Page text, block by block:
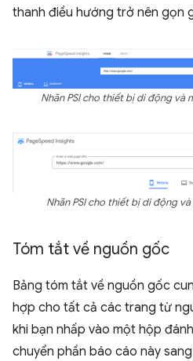
thanh điều hướng trở nên gọn
Nhãn PSI cho thiết bị di động và
Nhãn PSI cho thiết bị di động
Tóm tắt về nguồn gốc
Bảng tóm tắt về nguồn gốc
hợp cho tất cả các trang từ
khi bạn nhấp vào một hộp
chuyển phần báo cáo này